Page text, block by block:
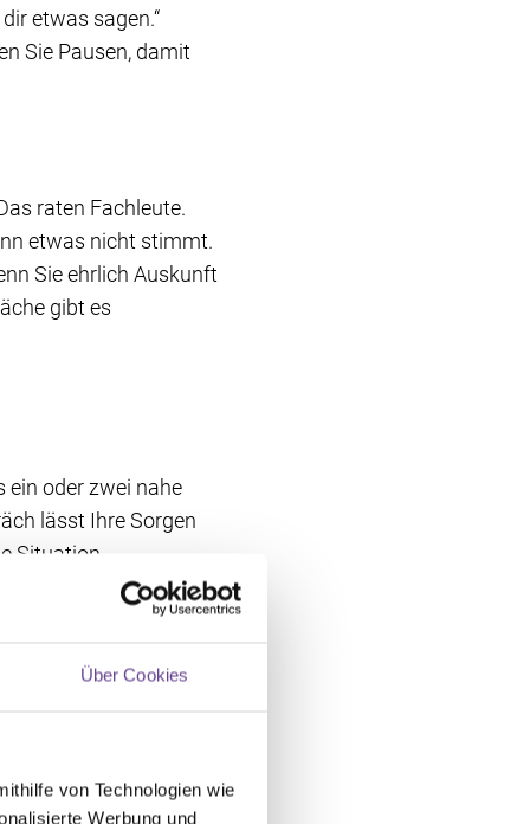
Über Cookies
von Technologien wie
Werbung und
etwas sagen.“
Sie Pausen, damit
raten Fachleute.
etwas nicht stimmt.
Sie ehrlich Auskunft
gibt es
ein oder zwei nahe
lässt Ihre Sorgen
Situation
Alltag neu
Kind von der Kita oder